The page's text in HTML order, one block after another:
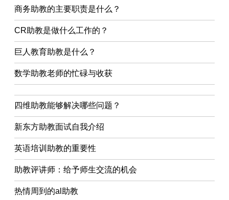
商务助教的主要职责是什么？
CR助教是做什么工作的？
巨人教育助教是什么？
数学助教老师的忙碌与收获
四维助教能够解决哪些问题？
新东方助教面试自我介绍
英语培训助教的重要性
助教评讲师：给予师生交流的机会
热情周到的al助教